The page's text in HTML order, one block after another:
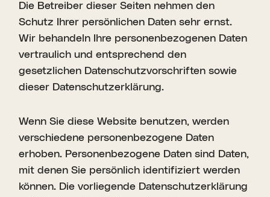
Die Betreiber dieser Seiten nehmen den
Schutz Ihrer persönlichen Daten sehr ernst.
Wir behandeln Ihre personenbezogenen Daten
vertraulich und entsprechend den
gesetzlichen Datenschutzvorschriften sowie
dieser Datenschutzerklärung.
Wenn Sie diese Website benutzen, werden
verschiedene personenbezogene Daten
erhoben. Personenbezogene Daten sind Daten,
mit denen Sie persönlich identifiziert werden
können. Die vorliegende Datenschutzerklärung